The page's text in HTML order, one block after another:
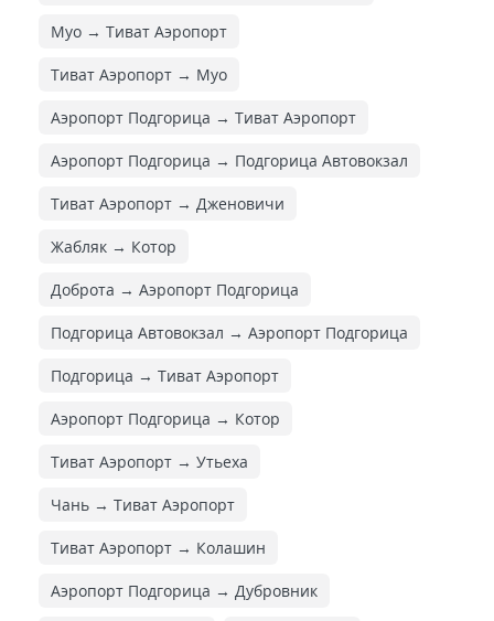
Муо → Тиват Аэропорт
Тиват Аэропорт → Муо
Аэропорт Подгорица → Тиват Аэропорт
Аэропорт Подгорица → Подгорица Автовокзал
Тиват Аэропорт → Дженовичи
Жабляк → Котор
Доброта → Аэропорт Подгорица
Подгорица Автовокзал → Аэропорт Подгорица
Подгорица → Тиват Аэропорт
Аэропорт Подгорица → Котор
Тиват Аэропорт → Утьеха
Чань → Тиват Аэропорт
Тиват Аэропорт → Колашин
Аэропорт Подгорица → Дубровник